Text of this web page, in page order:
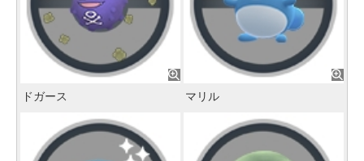
ドガース マリル